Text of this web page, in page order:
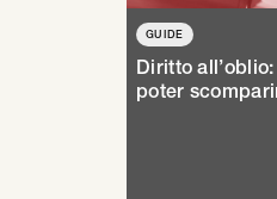
GUIDE
Diritto
poter